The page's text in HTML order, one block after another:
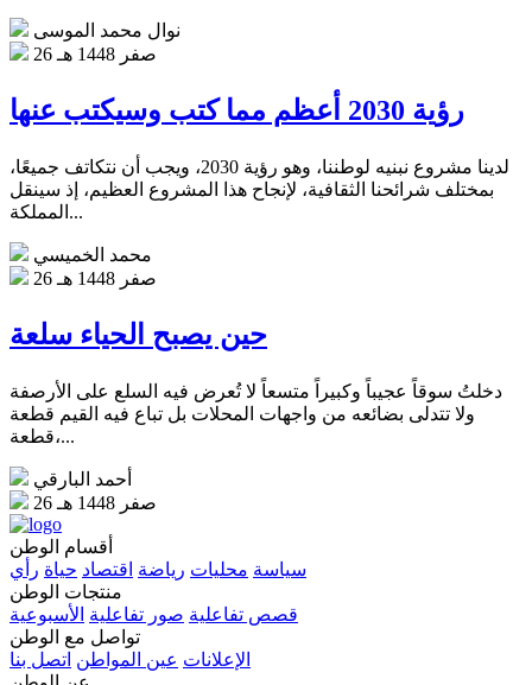
نوال محمد الموسى
26 صفر 1448 هـ
رؤية 2030 أعظم مما كتب وسيكتب عنها
لدينا مشروع نبنيه لوطننا، وهو رؤية 2030، ويجب أن نتكاتف جميعًا،
بمختلف شرائحنا الثقافية، لإنجاح هذا المشروع العظيم، إذ سينقل
المملكة...
محمد الخميسي
26 صفر 1448 هـ
حين يصبح الحياء سلعة
دخلتُ سوقاً عجيباً وكبيراً متسعاً لا تُعرض فيه السلع على الأرصفة
ولا تتدلى بضائعه من واجهات المحلات بل تباع فيه القيم قطعة
قطعة،...
أحمد البارقي
26 صفر 1448 هـ
أقسام الوطن
سياسة محليات رياضة اقتصاد حياة رأي
منتجات الوطن
قصص تفاعلية صور تفاعلية الأسبوعية
تواصل مع الوطن
الإعلانات عين المواطن اتصل بنا